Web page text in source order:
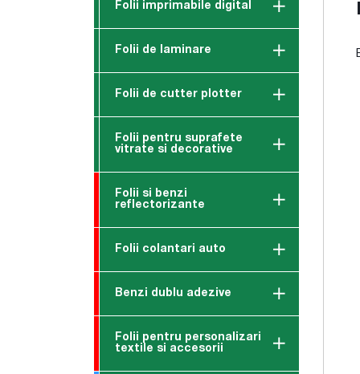
Folii imprimabile digital
Folii de laminare
Folii de cutter plotter
Folii pentru suprafete
vitrate si decorative
Folii si benzi
reflectorizante
Folii colantari auto
Benzi dublu adezive
Folii pentru personalizari
textile si accesorii